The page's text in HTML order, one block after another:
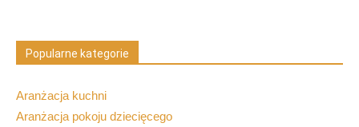
Popularne kategorie
Aranżacja kuchni
Aranżacja pokoju dziecięcego